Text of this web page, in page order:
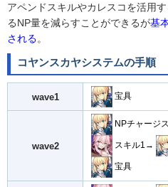
アペンドスキルやカレスコを活用
るNP量を減らすことができるが基
される。
コヤンスカヤシステムの手順
wave1 宝具
wave2
NPチャージ
スキル1→
宝具